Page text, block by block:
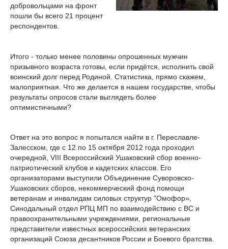
добровольцами на фронт
пошли бы всего 21 процент
респондентов.
Итого - только менее половины опрошенных мужчин
призывного возраста готовы, если придётся, исполнить свой
воинский долг перед Родиной. Статистика, прямо скажем,
малоприятная. Что же делается в нашем государстве, чтобы
результаты опросов стали выглядеть более
оптимистичными?
Ответ на это вопрос я попытался найти в г. Переславле-
Залесском, где с 12 по 15 октября 2012 года проходил
очередной, VIII Всероссийский Ушаковский сбор военно-
патриотический клубов и кадетских классов. Его
организаторами выступили Объединение Суворовско-
Ушаковских сборов, некоммерческий фонд помощи
ветеранам и инвалидам силовых структур "Омофор»,
Синодальный отдел РПЦ МП по взаимодействию с ВС и
правоохранительными учреждениями, региональные
представители известных всероссийских ветеранских
организаций Союза десантников России и Боевого братства.